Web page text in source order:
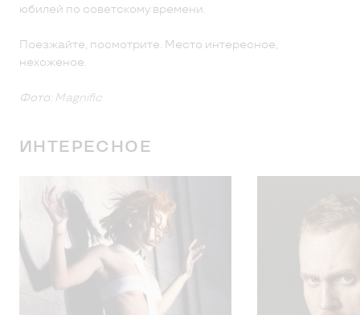
юбилей по советскому времени.
Поезжайте, посмотрите. Место интересное,
нехоженое.
Фото: Magnific
ИНТЕРЕСНОЕ